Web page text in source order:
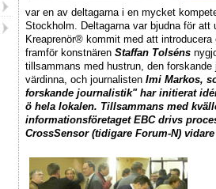
var en av deltagarna i en mycket
Stockholm. Deltagarna var bjudna för
Kreaprenör® kommit med att
framför konstnären Staffan Tolséns
tillsammans med hustrun, den
värdinna, och journalisten Imi Markos,
forskande journalistik" har initierat
ö hela lokalen. Tillsammans med
informationsföretaget EBC drivs
CrossSensor (tidigare Forum-N)